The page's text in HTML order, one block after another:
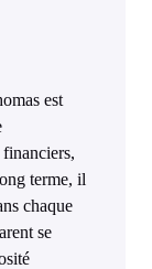
est
terme, il
chaque
se